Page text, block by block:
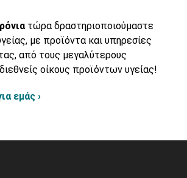
τώρα δραστηριοποιούμαστε
με προϊόντα και υπηρεσίες
από τους μεγαλύτερους
οίκους προϊόντων υγείας!
εμάς ›